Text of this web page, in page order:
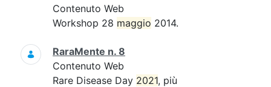
Contenuto Web
Workshop 28 maggio 2014.
RaraMente n. 8
Contenuto Web
Rare Disease Day 2021, più